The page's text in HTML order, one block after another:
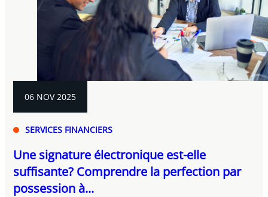
06 NOV 2025
SERVICES FINANCIERS
Une signature électronique est-elle
suffisante? Comprendre la perfection par
possession à...